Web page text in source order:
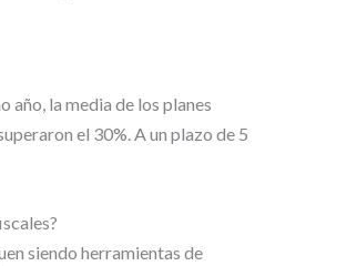
año, la media de los planes
el 30%. A un plazo de 5
siendo herramientas de